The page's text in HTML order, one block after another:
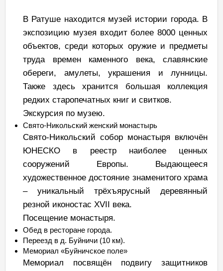
В Ратуше находится музей истории города. В
экспозицию музея входит более 8000 ценных
объектов, среди которых оружие и предметы
труда времен каменного века, славянские
обереги, амулеты, украшения и лунницы.
Также здесь хранится большая коллекция
редких старопечатных книг и свитков.
Экскурсия по музею.
Свято-Никольский женский монастырь
Свято-Никольский собор монастыря включён
ЮНЕСКО в реестр наиболее ценных
сооружений Европы. Выдающееся
художественное достояние знаменитого храма
– уникальный трёхъярусный деревянный
резной иконостас XVII века.
Посещение монастыря.
Обед в ресторане города.
Переезд в д. Буйничи (10 км).
Мемориал «Буйничское поле»
Мемориал посвящён подвигу защитников